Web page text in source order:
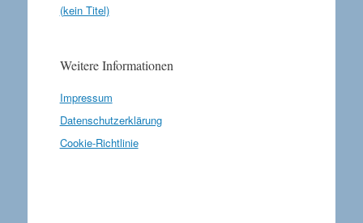
(kein Titel)
Weitere Informationen
Impressum
Datenschutzerklärung
Cookie-Richtlinie